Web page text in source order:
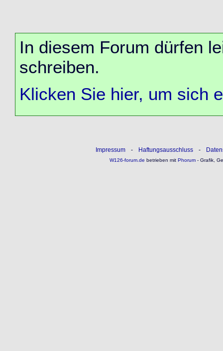
In diesem Forum dürfen
schreiben.
Klicken Sie hier, um sich
Impressum - Haftungsausschluss -
W126-forum.de betrieben mitPhorum- Grafik,